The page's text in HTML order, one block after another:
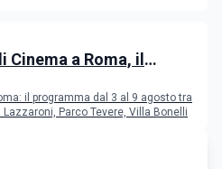
Cinema a Roma, il
il programma dal 3 al 9 agosto tra
Parco Tevere, Villa Bonelli